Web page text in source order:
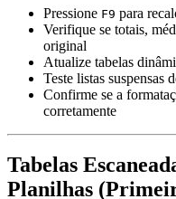
Pressione F9 para
Verifique se totais,
original
Atualize tabelas
Teste listas suspensas
Confirme se a
corretamente
Tabelas
Planilhas